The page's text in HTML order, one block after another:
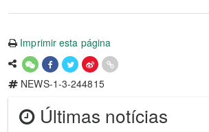
Imprimir esta página
NEWS-1-3-244815
Últimas notícias